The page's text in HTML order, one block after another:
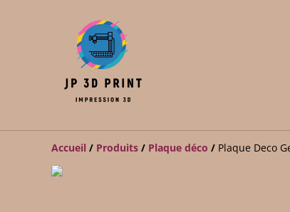
Accueil / Produits / Plaque déco / Plaque Deco